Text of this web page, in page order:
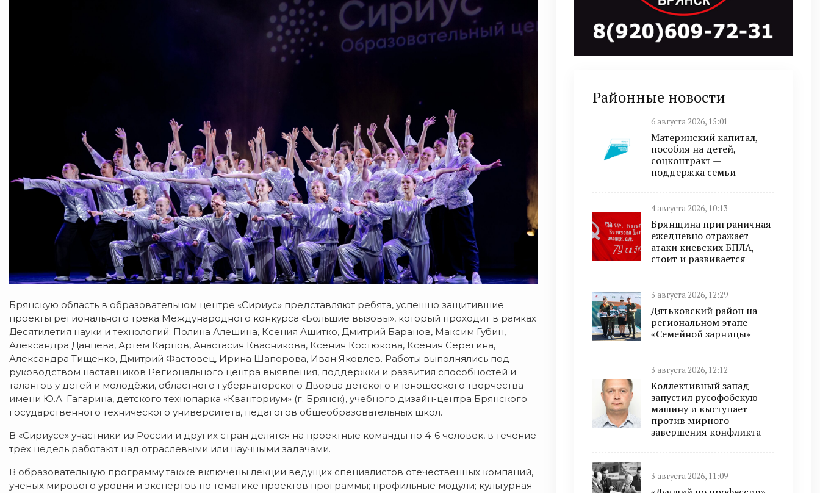
Брянскую область в образовательном центре «Сириус» представляют ребята, успешно защитившие
проекты регионального трека Международного конкурса «Большие вызовы», который проходит в рамках
Десятилетия науки и технологий: Полина Алешина, Ксения Ашитко, Дмитрий Баранов, Максим Губин,
Александра Данцева, Артем Карпов, Анастасия Квасникова, Ксения Костюкова, Ксения Серегина,
Александра Тищенко, Дмитрий Фастовец, Ирина Шапорова, Иван Яковлев. Работы выполнялись под
руководством наставников Регионального центра выявления, поддержки и развития способностей и
талантов у детей и молодёжи, областного губернаторского Дворца детского и юношеского творчества
имени Ю.А. Гагарина, детского технопарка «Кванториум» (г. Брянск), учебного дизайн-центра Брянского
государственного технического университета, педагогов общеобразовательных школ.
В «Сириусе» участники из России и других стран делятся на проектные команды по 4-6 человек, в течение
трех недель работают над отраслевыми или научными задачами.
В образовательную программу также включены лекции ведущих специалистов отечественных компаний,
ученых мирового уровня и экспертов по тематике проектов программы; профильные модули; культурная
Районные новости
6 августа 2026, 15:01
Материнский капитал,
пособия на детей,
соцконтракт —
поддержка семьи
4 августа 2026, 10:13
Брянщина приграничная
ежедневно отражает
атаки киевских БПЛА,
стоит и развивается
3 августа 2026, 12:29
Дятьковский район на
региональном этапе
«Семейной зарницы»
3 августа 2026, 12:12
Коллективный запад
запустил русофобскую
машину и выступает
против мирного
завершения конфликта
3 августа 2026, 11:09